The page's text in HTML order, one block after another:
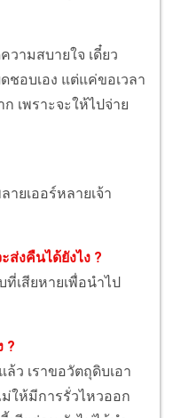
วามสบายใจ เดี๋ยว
ชอบเอง แต่แค่ขอเวลา
เพราะจะให้ไปจ่าย
ายเออร์หลายเจ้า
ส่งคืนได้ยังไง ?
เสียหายเพื่อนำไป
?
ว เราขอวัตถุดิบเอา
ให้มีการรั่วไหวออก